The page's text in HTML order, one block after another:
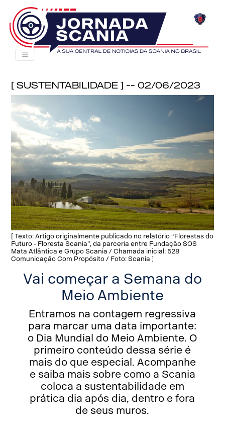
[ Sustentabilidade ] -- 02/06/2023
[ Texto: Artigo originalmente publicado no relatório “Florestas do
Futuro - Floresta Scania”, da parceria entre Fundação SOS
Mata Atlântica e Grupo Scania / Chamada inicial: 528
Comunicação Com Propósito / Foto: Scania ]
Vai começar a Semana do
Meio Ambiente
Entramos na contagem regressiva
para marcar uma data importante:
o Dia Mundial do Meio Ambiente. O
primeiro conteúdo dessa série é
mais do que especial. Acompanhe
e saiba mais sobre como a Scania
coloca a sustentabilidade em
prática dia após dia, dentro e fora
de seus muros.